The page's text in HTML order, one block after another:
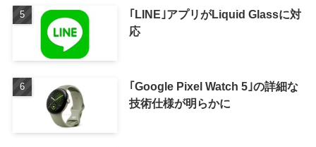
｢LINE｣アプリがLiquid Glassに対
応
｢Google Pixel Watch 5｣の詳細な
技術仕様が明らかに